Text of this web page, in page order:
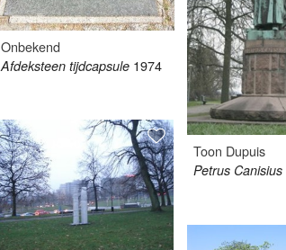
Onbekend
Afdeksteen tijdcapsule 1974
Toon Dupuis
Petrus Canisius